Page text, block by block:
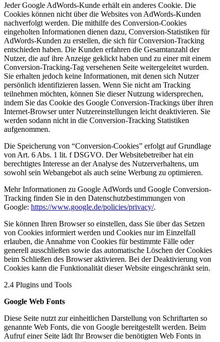
Jeder Google AdWords-Kunde erhält ein anderes Cookie. Die
Cookies können nicht über die Websites von AdWords-Kunden
nachverfolgt werden. Die mithilfe des Conversion-Cookies
eingeholten Informationen dienen dazu, Conversion-Statistiken für
AdWords-Kunden zu erstellen, die sich für Conversion-Tracking
entschieden haben. Die Kunden erfahren die Gesamtanzahl der
Nutzer, die auf ihre Anzeige geklickt haben und zu einer mit einem
Conversion-Tracking-Tag versehenen Seite weitergeleitet wurden.
Sie erhalten jedoch keine Informationen, mit denen sich Nutzer
persönlich identifizieren lassen. Wenn Sie nicht am Tracking
teilnehmen möchten, können Sie dieser Nutzung widersprechen,
indem Sie das Cookie des Google Conversion-Trackings über ihren
Internet-Browser unter Nutzereinstellungen leicht deaktivieren. Sie
werden sodann nicht in die Conversion-Tracking Statistiken
aufgenommen.
Die Speicherung von “Conversion-Cookies” erfolgt auf Grundlage
von Art. 6 Abs. 1 lit. f DSGVO. Der Websitebetreiber hat ein
berechtigtes Interesse an der Analyse des Nutzerverhaltens, um
sowohl sein Webangebot als auch seine Werbung zu optimieren.
Mehr Informationen zu Google AdWords und Google Conversion-
Tracking finden Sie in den Datenschutzbestimmungen von
Google: https://www.google.de/policies/privacy/.
Sie können Ihren Browser so einstellen, dass Sie über das Setzen
von Cookies informiert werden und Cookies nur im Einzelfall
erlauben, die Annahme von Cookies für bestimmte Fälle oder
generell ausschließen sowie das automatische Löschen der Cookies
beim Schließen des Browser aktivieren. Bei der Deaktivierung von
Cookies kann die Funktionalität dieser Website eingeschränkt sein.
2.4 Plugins und Tools
Google Web Fonts
Diese Seite nutzt zur einheitlichen Darstellung von Schriftarten so
genannte Web Fonts, die von Google bereitgestellt werden. Beim
Aufruf einer Seite lädt Ihr Browser die benötigten Web Fonts in